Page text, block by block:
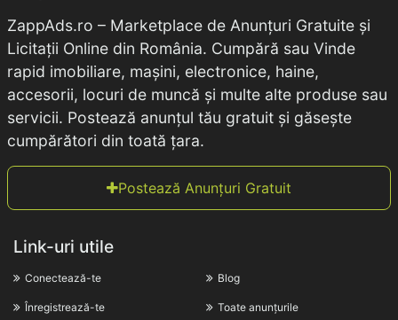
ZappAds.ro – Marketplace de Anunțuri Gratuite și
Licitații Online din România. Cumpără sau Vinde
rapid imobiliare, mașini, electronice, haine,
accesorii, locuri de muncă și multe alte produse sau
servicii. Postează anunțul tău gratuit și găsește
cumpărători din toată țara.
Postează Anunțuri Gratuit
Link-uri utile
Conectează-te
Înregistrează-te
Blog
Toate anunțurile